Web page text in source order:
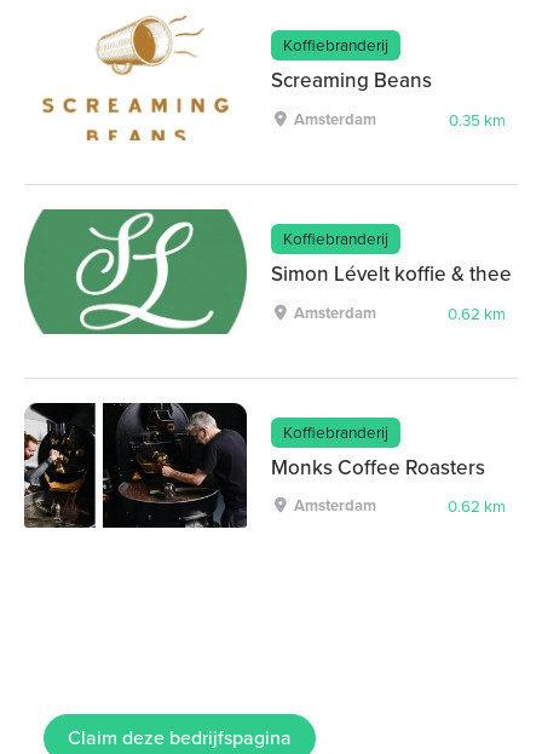
Koffiebranderij
Screaming Beans
Amsterdam 0.35 km
Koffiebranderij
Simon Lévelt koffie & thee
Amsterdam 0.62 km
Koffiebranderij
Monks Coffee Roasters
Amsterdam 0.62 km
Claim deze bedrijfspagina